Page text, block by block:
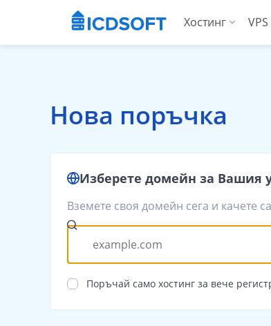
Хостинг
Хостинг
Apps
За
VPS
Нова поръчка
Изберете домейн за Вашия
Вземете своя домейн сега и качете
Поръчай само хостинг за вече